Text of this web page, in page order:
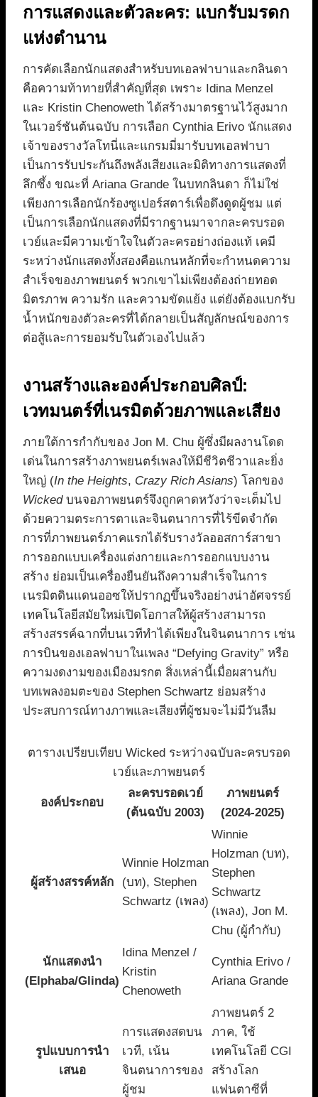
การแสดงและตัวละคร: แบกรับมรดก
แห่งตำนาน
การคัดเลือกนักแสดงสำหรับบทเอลฟาบาและกลินดา
คือความท้าทายที่สำคัญที่สุด เพราะ Idina Menzel
และ Kristin Chenoweth ได้สร้างมาตรฐานไว้สูงมาก
ในเวอร์ชันต้นฉบับ การเลือก Cynthia Erivo นักแสดง
เจ้าของรางวัลโทนี่และแกรมมี่มารับบทเอลฟาบา
เป็นการรับประกันถึงพลังเสียงและมิติทางการแสดงที่
ลึกซึ้ง ขณะที่ Ariana Grande ในบทกลินดา ก็ไม่ใช่
เพียงการเลือกนักร้องซูเปอร์สตาร์เพื่อดึงดูดผู้ชม แต่
เป็นการเลือกนักแสดงที่มีรากฐานมาจากละครบรอด
เวย์และมีความเข้าใจในตัวละครอย่างถ่องแท้ เคมี
ระหว่างนักแสดงทั้งสองคือแกนหลักที่จะกำหนดความ
สำเร็จของภาพยนตร์ พวกเขาไม่เพียงต้องถ่ายทอด
มิตรภาพ ความรัก และความขัดแย้ง แต่ยังต้องแบกรับ
น้ำหนักของตัวละครที่ได้กลายเป็นสัญลักษณ์ของการ
ต่อสู้และการยอมรับในตัวเองไปแล้ว
งานสร้างและองค์ประกอบศิลป์:
เวทมนตร์ที่เนรมิตด้วยภาพและเสียง
ภายใต้การกำกับของ Jon M. Chu ผู้ซึ่งมีผลงานโดด
เด่นในการสร้างภาพยนตร์เพลงให้มีชีวิตชีวาและยิ่ง
ใหญ่ (In the Heights, Crazy Rich Asians) โลกของ
Wickedบนจอภาพยนตร์จึงถูกคาดหวังว่าจะเต็มไป
ด้วยความตระการตาและจินตนาการที่ไร้ขีดจำกัด
การที่ภาพยนตร์ภาคแรกได้รับรางวัลออสการ์สาขา
การออกแบบเครื่องแต่งกายและการออกแบบงาน
สร้าง ย่อมเป็นเครื่องยืนยันถึงความสำเร็จในการ
เนรมิตดินแดนออซให้ปรากฏขึ้นจริงอย่างน่าอัศจรรย์
เทคโนโลยีสมัยใหม่เปิดโอกาสให้ผู้สร้างสามารถ
สร้างสรรค์ฉากที่บนเวทีทำได้เพียงในจินตนาการ เช่น
การบินของเอลฟาบาในเพลง “Defying Gravity” หรือ
ความงดงามของเมืองมรกต สิ่งเหล่านี้เมื่อผสานกับ
บทเพลงอมตะของ Stephen Schwartz ย่อมสร้าง
ประสบการณ์ทางภาพและเสียงที่ผู้ชมจะไม่มีวันลืม
ตารางเปรียบเทียบ Wicked ระหว่างฉบับละครบรอด
เวย์และภาพยนตร์
องค์ประกอบ
ละครบรอดเวย์
(ต้นฉบับ 2003)
ภาพยนตร์
(2024-2025)
ผู้สร้างสรรค์หลัก
Winnie Holzman
(บท), Stephen
Schwartz (เพลง)
Winnie
Holzman (บท),
Stephen
Schwartz
(เพลง), Jon M.
Chu (ผู้กำกับ)
นักแสดงนำ
(Elphaba/Glinda)
Idina Menzel /
Kristin
Chenoweth
Cynthia Erivo /
Ariana Grande
รูปแบบการนำ
เสนอ
การแสดงสดบน
เวที, เน้น
จินตนาการของ
ผู้ชม
ภาพยนตร์ 2
ภาค, ใช้
เทคโนโลยี CGI
สร้างโลก
แฟนตาซีที่